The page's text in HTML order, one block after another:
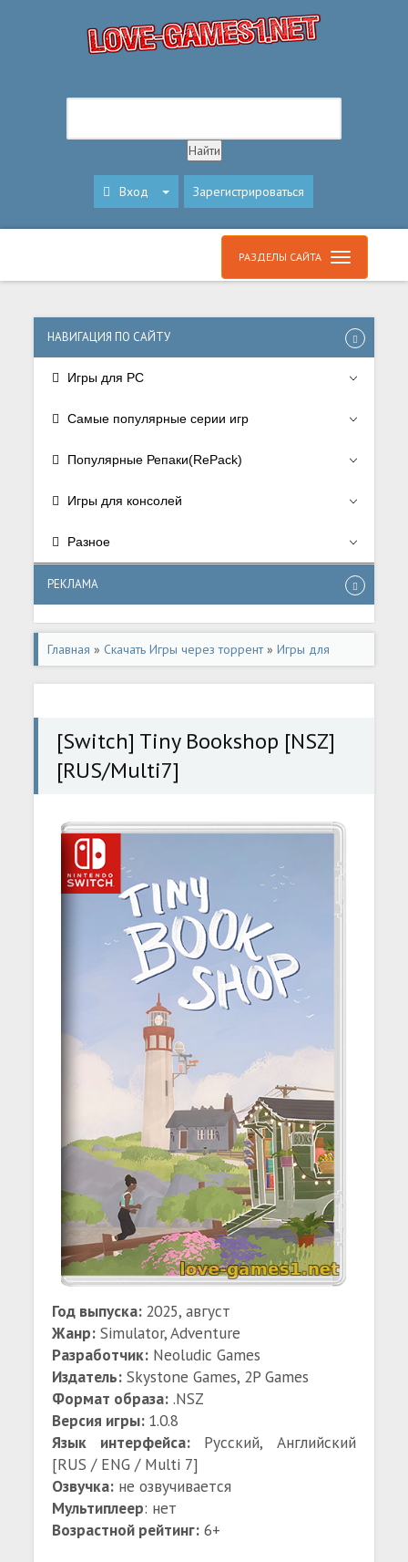
Вход Зарегистрироваться
РАЗДЕЛЫ САЙТА
НАВИГАЦИЯ ПО САЙТУ
Игры для PC
Самые популярные серии игр
Популярные Репаки(RePack)
Игры для консолей
Разное
РЕКЛАМА
Главная » Скачать Игры через торрент»Игры для
консолей»Игры для Nintendo Switch
[Switch] Tiny Bookshop [NSZ]
[RUS/Multi7]
Год выпуска: 2025, август
Жанр: Simulator, Adventure
Разработчик: Neoludic Games
Издатель: Skystone Games, 2P Games
Формат образа: .NSZ
Версия игры: 1.0.8
Язык интерфейса: Русский, Английский
[RUS / ENG / Multi 7]
Озвучка: не озвучивается
Мультиплеер: нет
Возрастной рейтинг: 6+